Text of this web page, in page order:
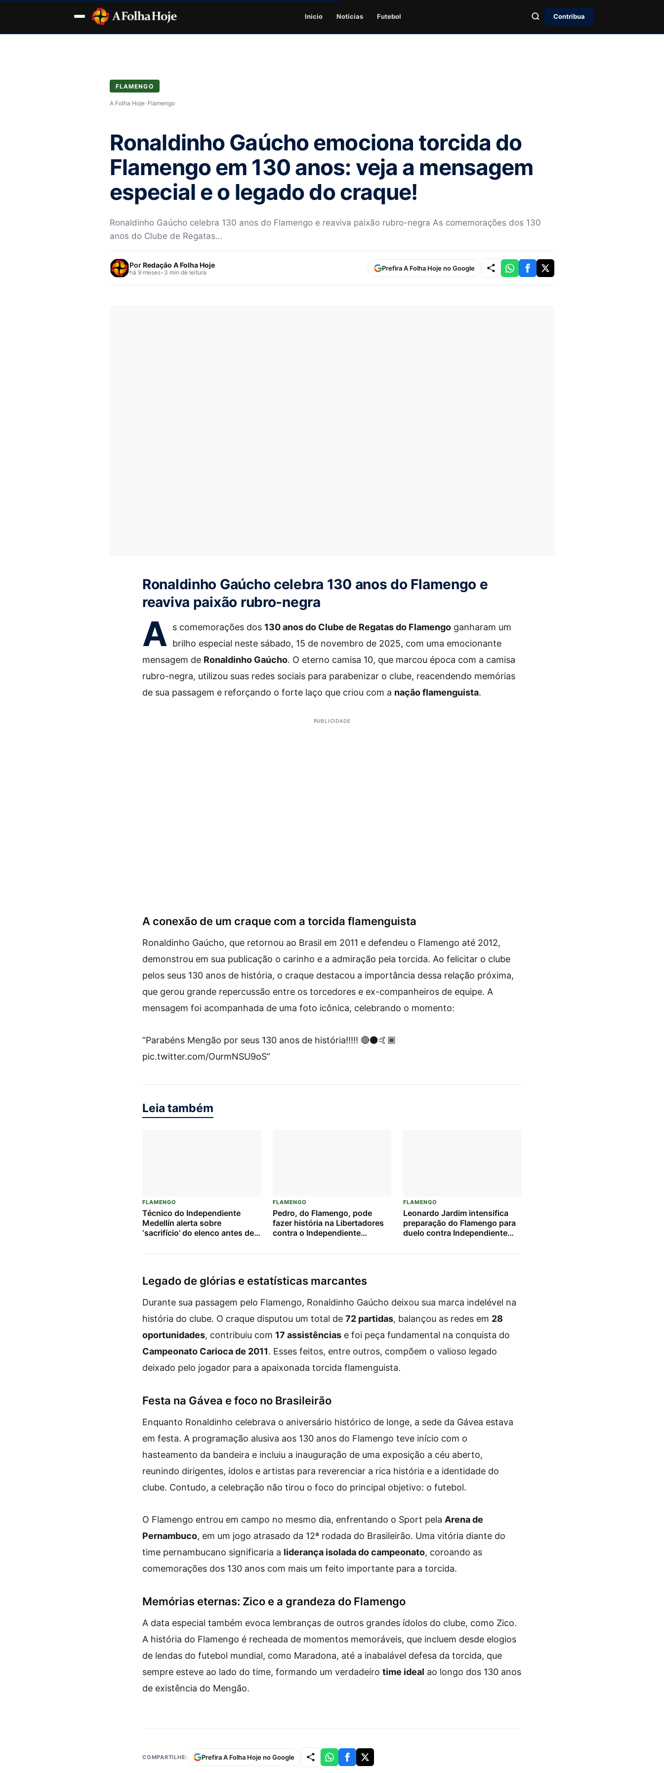
Inicio Notícias Futebol Contribua
FLAMENGO
A Folha Hoje› Flamengo
Ronaldinho Gaúcho emociona torcida do
Flamengo em 130 anos: veja a mensagem
especial e o legado do craque!
Ronaldinho Gaúcho celebra 130 anos do Flamengo e reaviva paixão rubro-negra As comemorações dos 130
anos do Clube de Regatas…
PorRedação A Folha Hoje
há 9 meses• 3 min de leitura
Prefira A Folha Hoje no Google
Ronaldinho Gaúcho celebra 130 anos do Flamengo e
reaviva paixão rubro-negra
A s comemorações dos 130 anos do Clube de Regatas do Flamengo ganharam um
brilho especial neste sábado, 15 de novembro de 2025, com uma emocionante
mensagem de Ronaldinho Gaúcho. O eterno camisa 10, que marcou época com a camisa
rubro-negra, utilizou suas redes sociais para parabenizar o clube, reacendendo memórias
de sua passagem e reforçando o forte laço que criou com a nação flamenguista.
PUBLICIDADE
A conexão de um craque com a torcida flamenguista
Ronaldinho Gaúcho, que retornou ao Brasil em 2011 e defendeu o Flamengo até 2012,
demonstrou em sua publicação o carinho e a admiração pela torcida. Ao felicitar o clube
pelos seus 130 anos de história, o craque destacou a importância dessa relação próxima,
que gerou grande repercussão entre os torcedores e ex-companheiros de equipe. A
mensagem foi acompanhada de uma foto icônica, celebrando o momento:
“Parabéns Mengão por seus 130 anos de história!!!!! 🔴⚫🤙🏾
pic.twitter.com/OurmNSU9oS”
Leia também
FLAMENGO
Técnico do Independiente
Medellín alerta sobre
‘sacrifício’ do elenco antes de
FLAMENGO
Pedro, do Flamengo, pode
fazer história na Libertadores
contra o Independiente
FLAMENGO
Leonardo Jardim intensifica
preparação do Flamengo para
duelo contra Independiente
Legado de glórias e estatísticas marcantes
Durante sua passagem pelo Flamengo, Ronaldinho Gaúcho deixou sua marca indelével na
história do clube. O craque disputou um total de 72 partidas, balançou as redes em 28
oportunidades, contribuiu com 17 assistências e foi peça fundamental na conquista do
Campeonato Carioca de 2011. Esses feitos, entre outros, compõem o valioso legado
deixado pelo jogador para a apaixonada torcida flamenguista.
Festa na Gávea e foco no Brasileirão
Enquanto Ronaldinho celebrava o aniversário histórico de longe, a sede da Gávea estava
em festa. A programação alusiva aos 130 anos do Flamengo teve início com o
hasteamento da bandeira e incluiu a inauguração de uma exposição a céu aberto,
reunindo dirigentes, ídolos e artistas para reverenciar a rica história e a identidade do
clube. Contudo, a celebração não tirou o foco do principal objetivo: o futebol.
O Flamengo entrou em campo no mesmo dia, enfrentando o Sport pela Arena de
Pernambuco, em um jogo atrasado da 12ª rodada do Brasileirão. Uma vitória diante do
time pernambucano significaria a liderança isolada do campeonato, coroando as
comemorações dos 130 anos com mais um feito importante para a torcida.
Memórias eternas: Zico e a grandeza do Flamengo
A data especial também evoca lembranças de outros grandes ídolos do clube, como Zico.
A história do Flamengo é recheada de momentos memoráveis, que incluem desde elogios
de lendas do futebol mundial, como Maradona, até a inabalável defesa da torcida, que
sempre esteve ao lado do time, formando um verdadeiro time ideal ao longo dos 130 anos
de existência do Mengão.
COMPARTILHE: Prefira A Folha Hoje no Google